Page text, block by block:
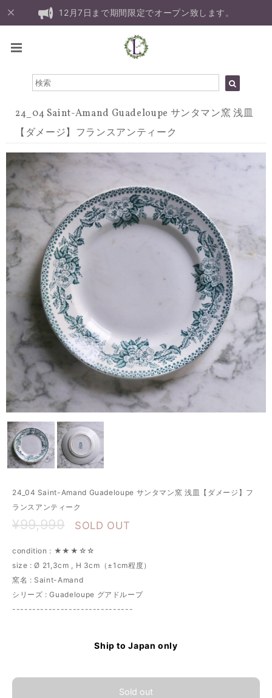
12月7日まで期間限定でオープン致します。
24_04 Saint-Amand Guadeloupe サンタマン窯 浅皿
【ダメージ】フランスアンティーク
24_04 Saint-Amand Guadeloupe サンタマン窯 浅皿【ダメージ】フ
ランスアンティーク
¥99,999 SOLD OUT
condition : ★★★☆☆
size : Ø 21,3cm , H 3cm（±1cm程度）
窯名 : Saint-Amand
シリーズ : Guadeloupe グアドループ
------------------------------
Ship to Japan only
Sold out